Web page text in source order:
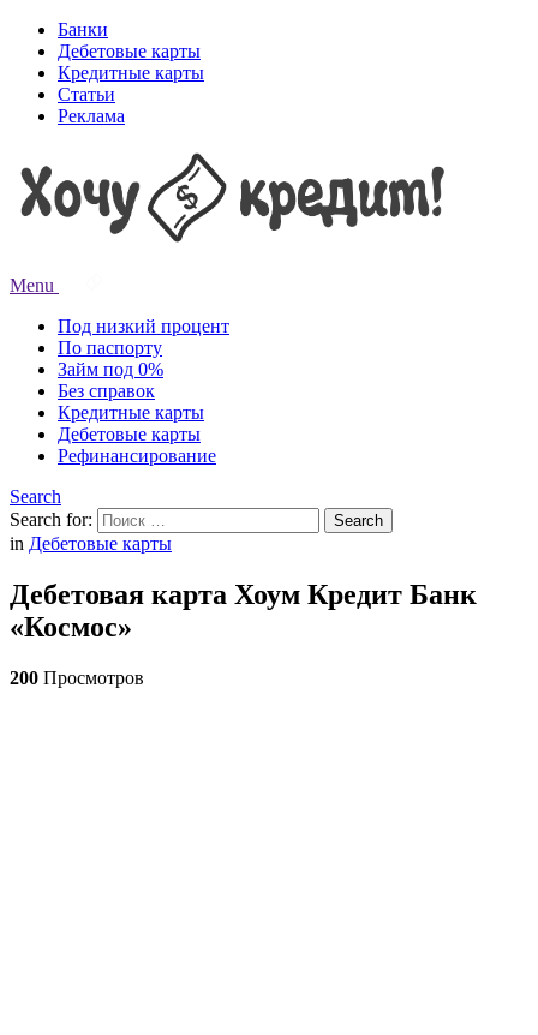
Банки
Дебетовые карты
Кредитные карты
Статьи
Реклама
Menu
Под низкий процент
По паспорту
Займ под 0%
Без справок
Кредитные карты
Дебетовые карты
Рефинансирование
Search
Search for:
Search
in Дебетовые карты
Дебетовая карта Хоум Кредит Банк
«Космос»
200 Просмотров